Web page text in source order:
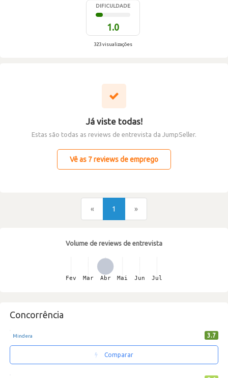
DIFICULDADE
1.0
323 visualizações
Já viste todas!
Estas são todas as reviews de entrevista da JumpSeller.
Vê as 7 reviews de emprego
« 1 »
Volume de reviews de entrevista
Concorrência
Mindera 3.7
Comparar